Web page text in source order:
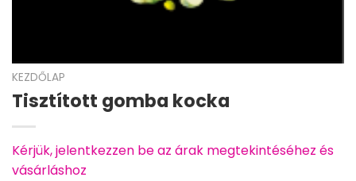
KEZDŐLAP
Tisztított gomba kocka
Kérjük, jelentkezzen be az árak megtekintéséhez és
vásárláshoz